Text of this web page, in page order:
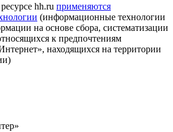
hh.ru применяются
(информационные технологии
на основе сбора, систематизации
к предпочтениям
находящихся на территории